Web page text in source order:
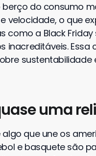
berço do consumo
velocidade, o que
como a Black
inacreditáveis.
uma
que une os
e basquete são